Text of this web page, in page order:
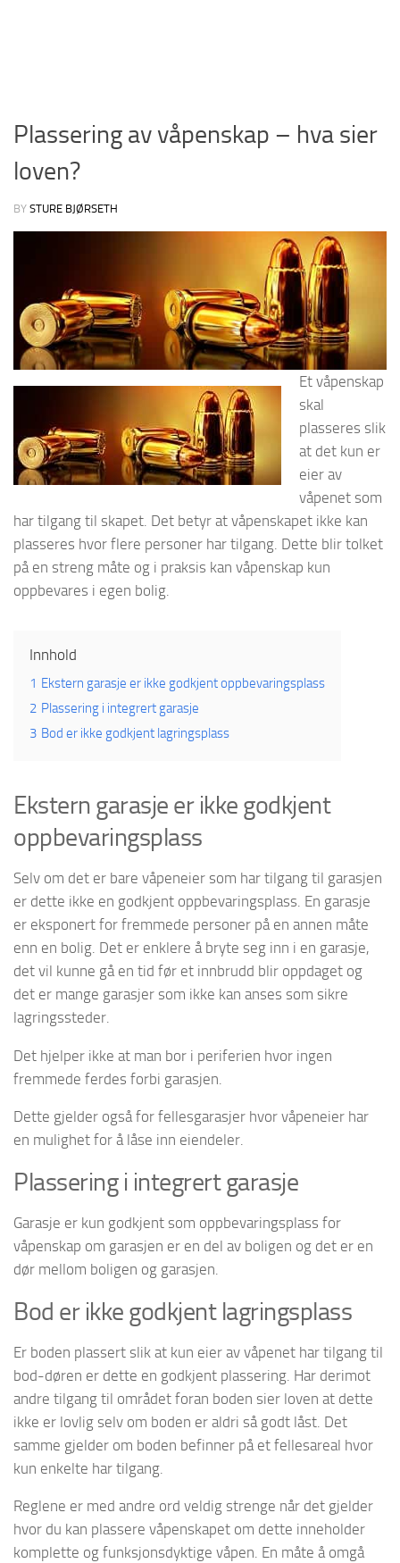
Plassering av våpenskap – hva sier
loven?
BY STURE BJØRSETH
Et våpenskap
skal
plasseres slik
at det kun er
eier av
våpenet som
har tilgang til skapet. Det betyr at våpenskapet ikke kan
plasseres hvor flere personer har tilgang. Dette blir tolket
på en streng måte og i praksis kan våpenskap kun
oppbevares i egen bolig.
Innhold
1 Ekstern garasje er ikke godkjent oppbevaringsplass
2 Plassering i integrert garasje
3 Bod er ikke godkjent lagringsplass
Ekstern garasje er ikke godkjent
oppbevaringsplass
Selv om det er bare våpeneier som har tilgang til garasjen
er dette ikke en godkjent oppbevaringsplass. En garasje
er eksponert for fremmede personer på en annen måte
enn en bolig. Det er enklere å bryte seg inn i en garasje,
det vil kunne gå en tid før et innbrudd blir oppdaget og
det er mange garasjer som ikke kan anses som sikre
lagringssteder.
Det hjelper ikke at man bor i periferien hvor ingen
fremmede ferdes forbi garasjen.
Dette gjelder også for fellesgarasjer hvor våpeneier har
en mulighet for å låse inn eiendeler.
Plassering i integrert garasje
Garasje er kun godkjent som oppbevaringsplass for
våpenskap om garasjen er en del av boligen og det er en
dør mellom boligen og garasjen.
Bod er ikke godkjent lagringsplass
Er boden plassert slik at kun eier av våpenet har tilgang til
bod-døren er dette en godkjent plassering. Har derimot
andre tilgang til området foran boden sier loven at dette
ikke er lovlig selv om boden er aldri så godt låst. Det
samme gjelder om boden befinner på et fellesareal hvor
kun enkelte har tilgang.
Reglene er med andre ord veldig strenge når det gjelder
hvor du kan plassere våpenskapet om dette inneholder
komplette og funksjonsdyktige våpen. En måte å omgå